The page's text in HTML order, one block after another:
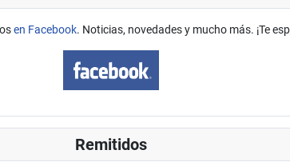
en Facebook. Noticias, novedades y mucho más. ¡Te
Remitidos